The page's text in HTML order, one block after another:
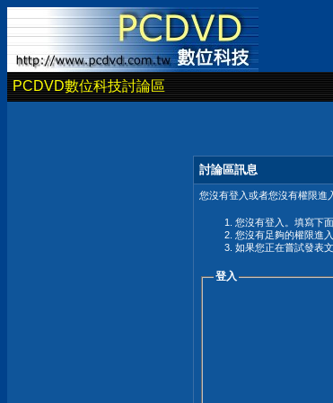
PCDVD數位科技討論區
討論區訊息
您沒有登入或者您沒有權限進
您沒有登入。填寫下
您沒有足夠的權限進
如果您正在嘗試發表
登入